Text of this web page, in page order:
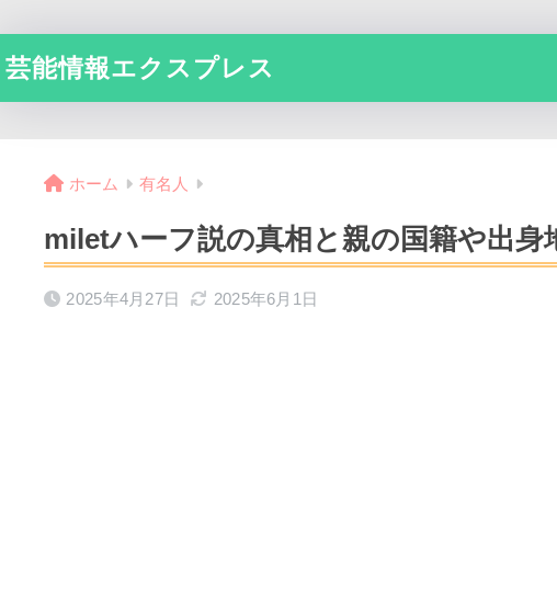
芸能情報エクスプレス
ホーム 有名人
miletハーフ説の真相と親の国籍や出身
2025年4月27日 2025年6月1日